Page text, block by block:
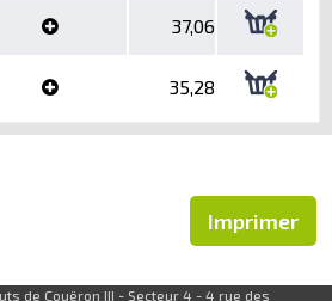
37,06
35,28
Imprimer
de Couëron III - Secteur 4 - 4 rue des